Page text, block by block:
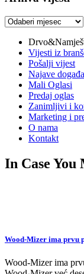
Arhiva
Vijesti iz
Pošalji vijest
Najave
Mali Oglasi
Predaj oglas
Zanimljivi i
Marketing i
O nama
Kontakt
In Case You
Wood-Mizer ima prvu
Wood-Mizer ima